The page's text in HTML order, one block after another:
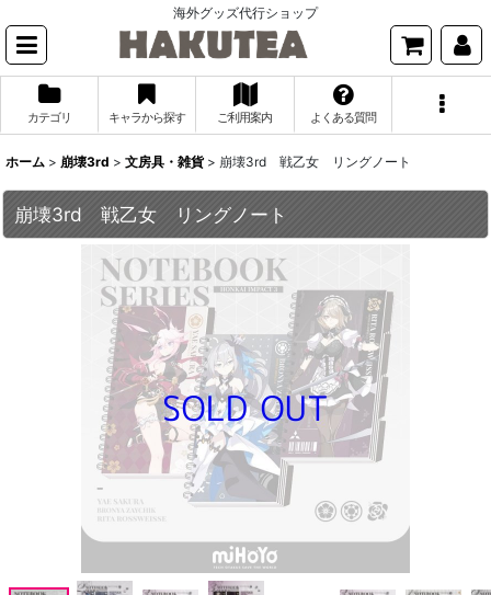
海外グッズ代行ショップ
カテゴリ キャラから探す ご利用案内 よくある質問
ホーム > 崩壊3rd > 文房具・雑貨 > 崩壊3rd 戦乙女 リングノート
崩壊3rd 戦乙女 リングノート